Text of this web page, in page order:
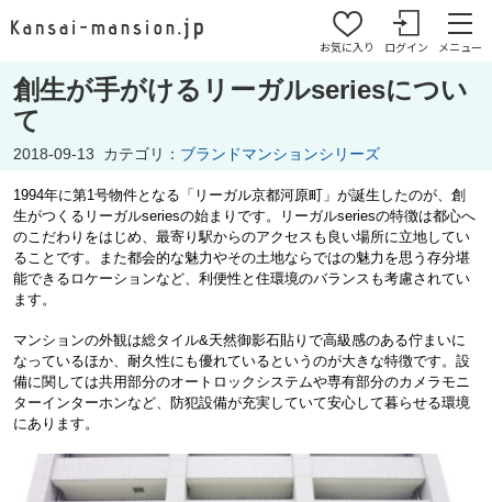
お気に入り ログイン メニュー
創生が手がけるリーガルseriesについ
て
2018-09-13 カテゴリ： ブランドマンションシリーズ
1994年に第1号物件となる「リーガル京都河原町」が誕生したのが、創
生がつくるリーガルseriesの始まりです。リーガルseriesの特徴は都心へ
のこだわりをはじめ、最寄り駅からのアクセスも良い場所に立地してい
ることです。また都会的な魅力やその土地ならではの魅力を思う存分堪
能できるロケーションなど、利便性と住環境のバランスも考慮されてい
ます。
マンションの外観は総タイル&天然御影石貼りで高級感のある佇まいに
なっているほか、耐久性にも優れているというのが大きな特徴です。設
備に関しては共用部分のオートロックシステムや専有部分のカメラモニ
ターインターホンなど、防犯設備が充実していて安心して暮らせる環境
にあります。